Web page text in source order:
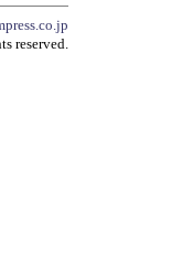
reserved.